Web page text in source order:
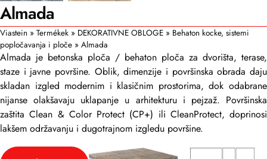
Almada
Viastein » Termékek » DEKORATIVNE OBLOGE » Behaton kocke, sistemi
popločavanja i ploče » Almada
Almada je betonska ploča / behaton ploča za dvorišta, terase,
staze i javne površine. Oblik, dimenzije i površinska obrada daju
skladan izgled modernim i klasičnim prostorima, dok odabrane
nijanse olakšavaju uklapanje u arhitekturu i pejzaž. Površinska
zaštita Clean & Color Protect (CP+) ili CleanProtect, doprinosi
lakšem održavanju i dugotrajnom izgledu površine.